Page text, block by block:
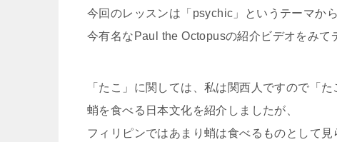
今回のレッスンは「psychic」というテーマから
今有名なPaul the Octopusの紹介ビデオをみて
「たこ」に関しては、私は関西人ですので「
蛸を食べる日本文化を紹介しましたが、
フィリピンではあまり蛸は食べるものとして見